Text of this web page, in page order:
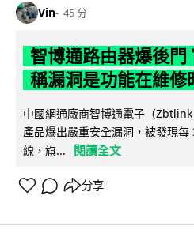
Vin 45 分
智博通路由器爆後門
稱漏洞是功能在維修
中國網通廠商智博通電子（
產品爆出嚴重安全漏洞，被發現
線，旗...
閱讀全文
分享